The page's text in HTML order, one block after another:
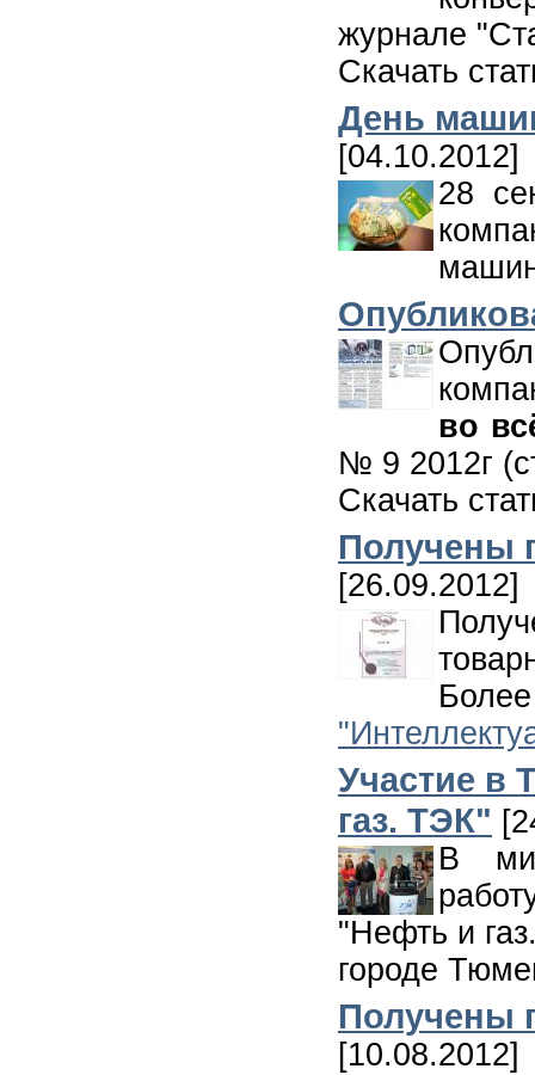
журнале
Скачать
День
[04.10.2012]
28
во
№ 9 2012г
Скачать
Получены
[26.09.2012]
Участие в
газ. ТЭК"
В
"Нефть и
городе
Получены
[10.08.2012]